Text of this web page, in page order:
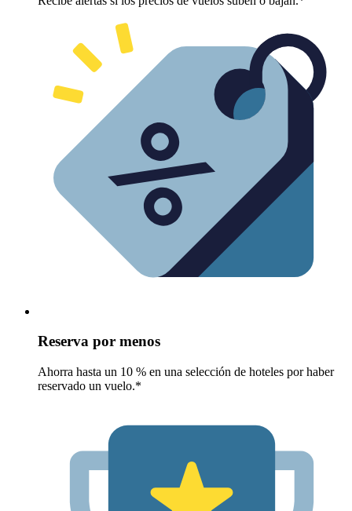
Reserva por menos
Ahorra hasta un 10 % en una selección de hoteles por haber
reservado un vuelo.*